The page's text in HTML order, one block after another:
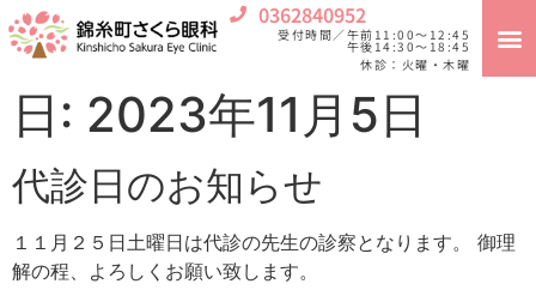
0362840952
受付時間／午前11:00〜12:45
午後14:30〜18:45
休診：火曜・木曜
日: 2023年11月5日
代診日のお知らせ
１１月２５日土曜日は代診の先生の診察となります。 御理
解の程、よろしくお願い致します。